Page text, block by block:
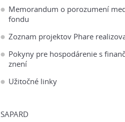
Memorandum o porozumení
fondu
Zoznam projektov Phare
Pokyny pre hospodárenie s
znení
Užitočné linky
SAPARD